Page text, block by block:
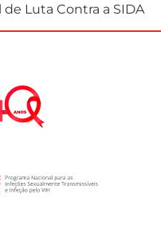
Luta Contra a SIDA